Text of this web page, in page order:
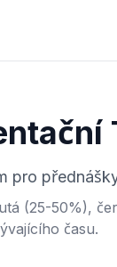
pro
(25-50%),
času.